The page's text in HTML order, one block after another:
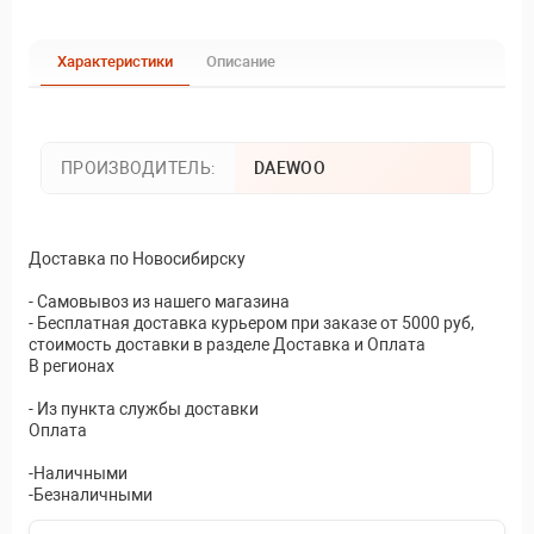
Характеристики Описание
ПРОИЗВОДИТЕЛЬ: DAEWOO
Доставка по Новосибирску
- Самовывоз из нашего магазина
- Бесплатная доставка курьером при заказе от 5000 руб,
стоимость доставки в разделе Доставка и Оплата
В регионах
- Из пункта службы доставки
Оплата
-Наличными
-Безналичными